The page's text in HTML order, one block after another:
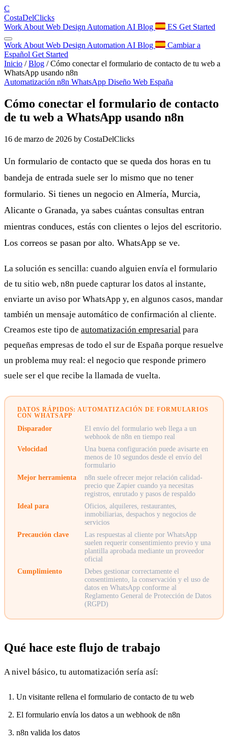
C
CostaDelClicks
Work About Web Design Automation AI Blog ES Get Started
Work About Web Design Automation AI Blog
Cambiar a
Español Get Started
Inicio / Blog / Cómo conectar el formulario de contacto de tu web a
WhatsApp usando n8n
Automatización n8n WhatsApp Diseño Web España
Cómo conectar el formulario de contacto
de tu web a WhatsApp usando n8n
16 de marzo de 2026 by CostaDelClicks
Un formulario de contacto que se queda dos horas en tu
bandeja de entrada suele ser lo mismo que no tener
formulario. Si tienes un negocio en Almería, Murcia,
Alicante o Granada, ya sabes cuántas consultas entran
mientras conduces, estás con clientes o lejos del escritorio.
Los correos se pasan por alto. WhatsApp se ve.
La solución es sencilla: cuando alguien envía el formulario
de tu sitio web, n8n puede capturar los datos al instante,
enviarte un aviso por WhatsApp y, en algunos casos, mandar
también un mensaje automático de confirmación al cliente.
Creamos este tipo de automatización empresarial para
pequeñas empresas de todo el sur de España porque resuelve
un problema muy real: el negocio que responde primero
suele ser el que recibe la llamada de vuelta.
DATOS RÁPIDOS: AUTOMATIZACIÓN DE FORMULARIOS
CON WHATSAPP
Disparador
El envío del formulario web llega a un
webhook de n8n en tiempo real
Velocidad
Una buena configuración puede avisarte en
menos de 10 segundos desde el envío del
formulario
Mejor herramienta
n8n suele ofrecer mejor relación calidad-
precio que Zapier cuando ya necesitas
registros, enrutado y pasos de respaldo
Ideal para
Oficios, alquileres, restaurantes,
inmobiliarias, despachos y negocios de
servicios
Precaución clave
Las respuestas al cliente por WhatsApp
suelen requerir consentimiento previo y una
plantilla aprobada mediante un proveedor
oficial
Cumplimiento
Debes gestionar correctamente el
consentimiento, la conservación y el uso de
datos en WhatsApp conforme al
Reglamento General de Protección de Datos
(RGPD)
Qué hace este flujo de trabajo
A nivel básico, tu automatización sería así:
Un visitante rellena el formulario de contacto de tu web
El formulario envía los datos a un webhook de n8n
n8n valida los datos